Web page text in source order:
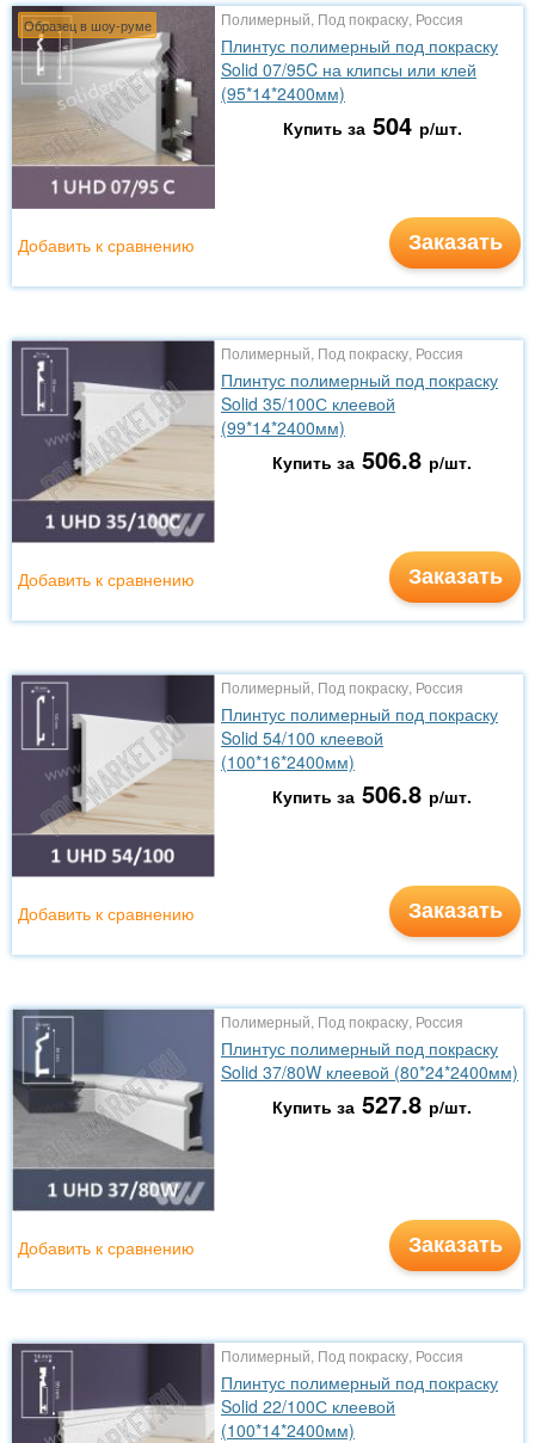
Образец в шоу-руме Полимерный, Под покраску, Россия
Плинтус полимерный под покраску
Solid 07/95C на клипсы или клей
(95*14*2400мм)
Купить за 504 р/шт.
Заказать
Добавить к сравнению
Полимерный, Под покраску, Россия
Плинтус полимерный под покраску
Solid 35/100С клеевой
(99*14*2400мм)
Купить за 506.8 р/шт.
Заказать
Добавить к сравнению
Полимерный, Под покраску, Россия
Плинтус полимерный под покраску
Solid 54/100 клеевой
(100*16*2400мм)
Купить за 506.8 р/шт.
Заказать
Добавить к сравнению
Полимерный, Под покраску, Россия
Плинтус полимерный под покраску
Solid 37/80W клеевой (80*24*2400мм)
Купить за 527.8 р/шт.
Заказать
Добавить к сравнению
Полимерный, Под покраску, Россия
Плинтус полимерный под покраску
Solid 22/100С клеевой
(100*14*2400мм)